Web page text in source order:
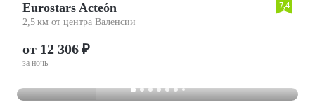
Eurostars Acteón
2,5 км от центра Валенсии
7,4
от 12 306 ₽
за ночь